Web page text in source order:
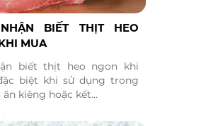
BIẾT THỊT HEO
MUA
biết thịt heo ngon khi
biệt khi sử dụng trong
ăn kiêng hoặc kết…